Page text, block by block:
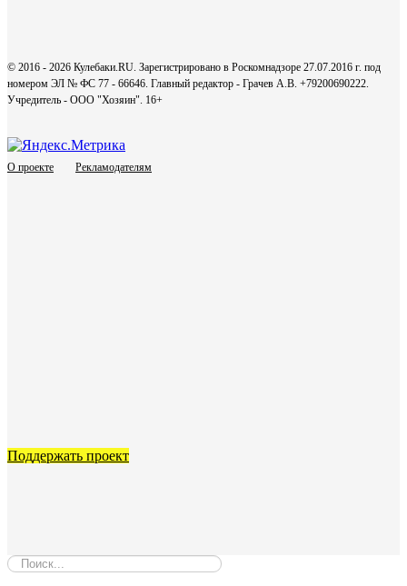
© 2016 - 2026 Кулебаки.RU. Зарегистрировано в Роскомнадзоре 27.07.2016 г. под
номером ЭЛ № ФС 77 - 66646. Главный редактор - Грачев А.В. +79200690222.
Учредитель - ООО "Хозяин". 16+
О проекте Рекламодателям
Поддержать проект